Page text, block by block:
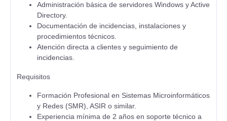
Administración básica de servidores Windows y Active
Directory.
Documentación de incidencias, instalaciones y
procedimientos técnicos.
Atención directa a clientes y seguimiento de
incidencias.
Requisitos
Formación Profesional en Sistemas Microinformáticos
y Redes (SMR), ASIR o similar.
Experiencia mínima de 2 años en soporte técnico a